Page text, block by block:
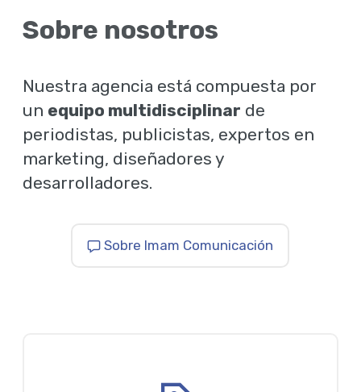
Sobre nosotros
Nuestra agencia está compuesta por
un equipo multidisciplinar de
periodistas, publicistas, expertos en
marketing, diseñadores y
desarrolladores.
Sobre Imam Comunicación